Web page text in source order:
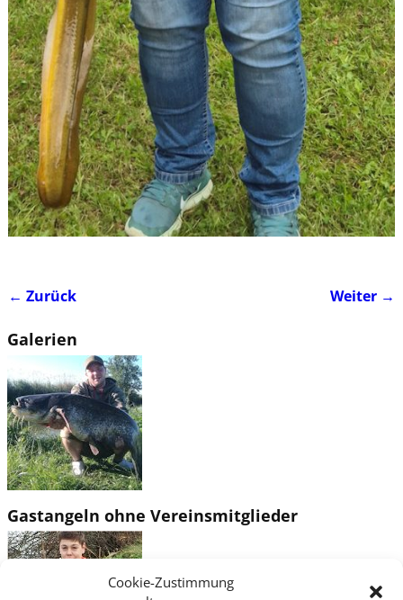
Cookie-Zustimmung
← Zurück Weiter →
Galerien
Gastangeln ohne Vereinsmitglieder